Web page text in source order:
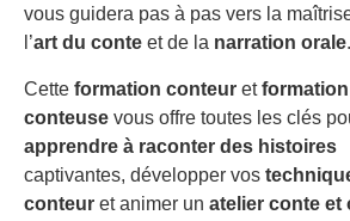
vous guidera pas à pas vers la
l’art du conte et de la narration orale.
Cette formation conteur etformation
conteuse vous offre toutes les clés
apprendre à raconter des histoires
captivantes, développer vos
conteur et animer un atelier conte et